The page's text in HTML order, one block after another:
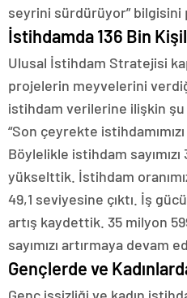
seyrini sürdürüyor” bilgisini
İstihdamda 136 Bin
Ulusal İstihdam Stratejisi
projelerin meyvelerini
istihdam verilerine ilişkin şu
“Son çeyrekte istihdamımızı
Böylelikle istihdam
yükselttik. İstihdam
49,1 seviyesine çıktı. İş
artış kaydettik. 35 milyon
sayımızı artırmaya devam
Gençlerde ve